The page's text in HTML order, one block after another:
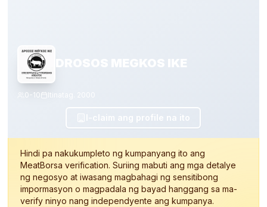
DROSOS MEGKOS IKE
0-10 Itinatag.
I-claim ang profile na ito
Hindi pa nakukumpleto ng kumpanyang ito ang
MeatBorsa verification. Suriing mabuti ang mga detalye
ng negosyo at iwasang magbahagi ng sensitibong
impormasyon o magpadala ng bayad hanggang sa ma-
verify ninyo nang independyente ang kumpanya.